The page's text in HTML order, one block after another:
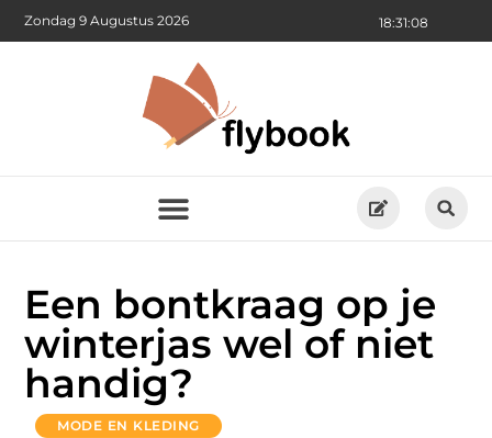
18:31:09
Zondag 9 Augustus 2026
Een bontkraag op je
winterjas wel of niet
handig?
MODE EN KLEDING